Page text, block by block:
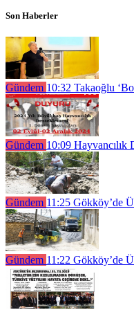
Son Haberler
Gündem 10:32 Takaoğlu
Gündem 10:09 Hayvancılık
Gündem 11:25 Gökköy’de
Gündem 11:22 Gökköy’de